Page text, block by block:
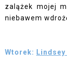
zalążek mojej
niebawem
Wtorek: